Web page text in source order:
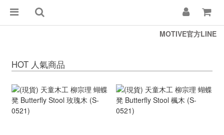
MOTIVE官方LINE
HOT 人氣商品